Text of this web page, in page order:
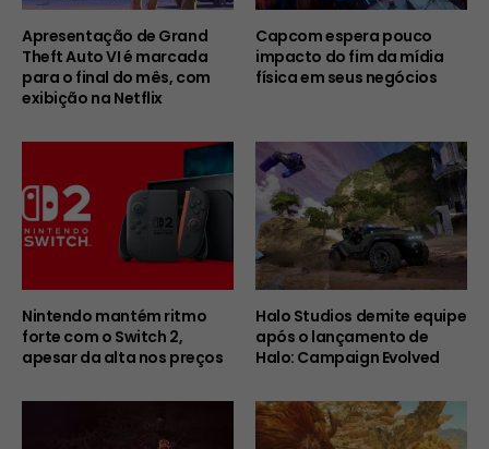
Apresentação de Grand
Theft Auto VI é marcada
para o final do mês, com
exibição na Netflix
Capcom espera pouco
impacto do fim da mídia
física em seus negócios
Nintendo mantém ritmo
forte com o Switch 2,
apesar da alta nos preços
Halo Studios demite equipe
após o lançamento de
Halo: Campaign Evolved